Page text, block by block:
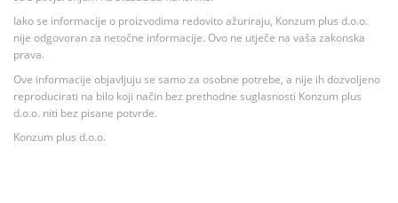
Iako se informacije o proizvodima redovito ažuriraju, Konzum plus d.o.o.
nije odgovoran za netočne informacije. Ovo ne utječe na vaša zakonska
prava.
Ove informacije objavljuju se samo za osobne potrebe, a nije ih dozvoljeno
reproducirati na bilo koji način bez prethodne suglasnosti Konzum plus
d.o.o. niti bez pisane potvrde.
Konzum plus d.o.o.